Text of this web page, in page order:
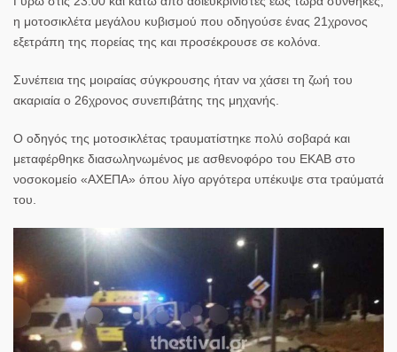
η μοτοσικλέτα μεγάλου κυβισμού που οδηγούσε ένας 21χρονος
εξετράπη της πορείας της και προσέκρουσε σε κολόνα
Συνέπεια της μοιραίας σύγκρουσης ήταν να χάσει τη ζωή του
ακαριαία ο 26χρονος συνεπιβάτης της μηχανής.
Ο οδηγός της μοτοσικλέτας τραυματίστηκε πολύ σοβαρά και
μεταφέρθηκε διασωληνωμένος με ασθενοφόρο του ΕΚΑΒ στο
νοσοκομείο «ΑΧΕΠΑ» όπου λίγο αργότερα υπέκυψε στα τραύματά
του.